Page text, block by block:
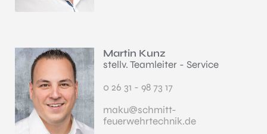
Martin Kunz
stellv. Teamleiter - Service
0 26 31 - 98 73 17
maku@schmitt-
feuerwehrtechnik.de